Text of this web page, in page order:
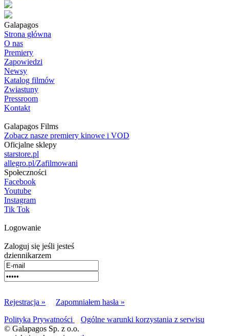
Galapagos
Strona główna
O nas
Premiery
Zapowiedzi
Newsy
Katalog filmów
Zwiastuny
Pressroom
Kontakt
Galapagos Films
Zobacz nasze premiery kinowe i VOD
Oficjalne sklepy
starstore.pl
allegro.pl/Zafilmowani
Społeczności
Facebook
Youtube
Instagram
Tik Tok
Logowanie
Zaloguj się jeśli jesteś
dziennikarzem
Rejestracja »
Zapomniałem hasła »
Polityka Prywatności
Ogólne warunki korzystania z serwisu
© Galapagos Sp. z o.o.